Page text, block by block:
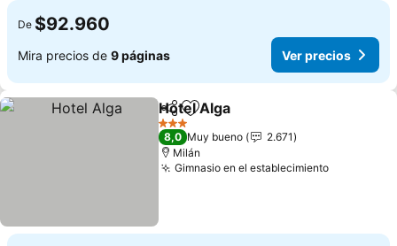
De $92.960
Mira precios de 9 páginas Ver precios
CompartirAgregar a favoritos
Hotel Alga
3 Estrellas
8,0 Muy bueno
2.671
Milán
Gimnasio en el establecimientoVer